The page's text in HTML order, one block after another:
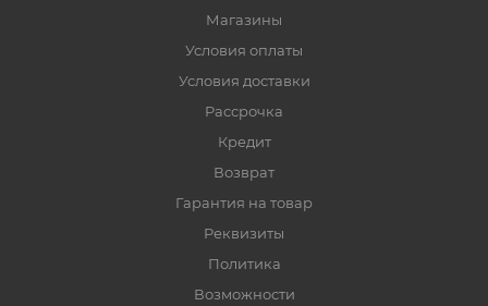
Магазины
Условия оплаты
Условия доставки
Рассрочка
Кредит
Возврат
Гарантия на товар
Реквизиты
Политика
Возможности